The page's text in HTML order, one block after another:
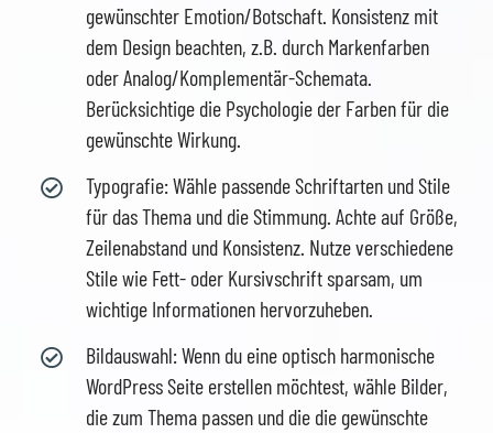
gewünschter Emotion/Botschaft. Konsistenz mit
dem Design beachten, z.B. durch Markenfarben
oder Analog/Komplementär-Schemata.
Berücksichtige die Psychologie der Farben für die
gewünschte Wirkung.
Typografie: Wähle passende Schriftarten und Stile
für das Thema und die Stimmung. Achte auf Größe,
Zeilenabstand und Konsistenz. Nutze verschiedene
Stile wie Fett- oder Kursivschrift sparsam, um
wichtige Informationen hervorzuheben.
Bildauswahl: Wenn du eine optisch harmonische
WordPress Seite erstellen möchtest, wähle Bilder,
die zum Thema passen und die die gewünschte